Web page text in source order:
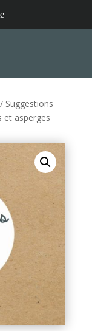
Suggestions
et asperges